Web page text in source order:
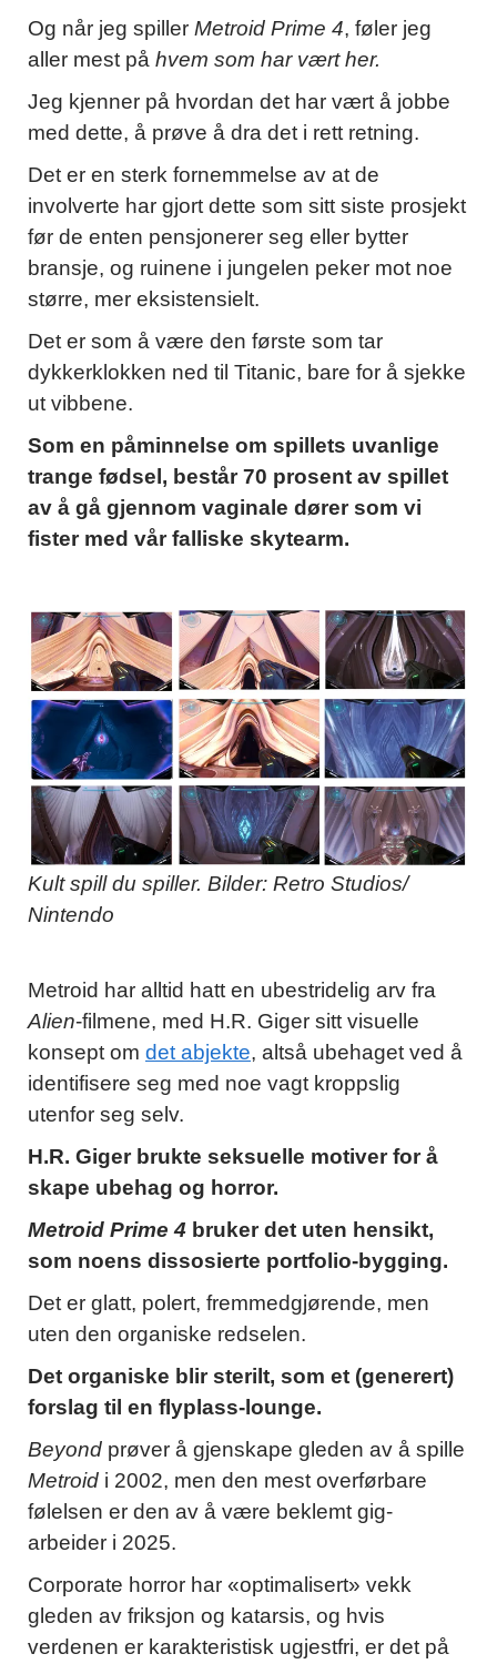
Og når jeg spiller Metroid Prime 4, føler jeg
aller mest på hvem som har vært her.
Jeg kjenner på hvordan det har vært å jobbe
med dette, å prøve å dra det i rett retning.
Det er en sterk fornemmelse av at de
involverte har gjort dette som sitt siste prosjekt
før de enten pensjonerer seg eller bytter
bransje, og ruinene i jungelen peker mot noe
større, mer eksistensielt.
Det er som å være den første som tar
dykkerklokken ned til Titanic, bare for å sjekke
ut vibbene.
Som en påminnelse om spillets uvanlige
trange fødsel, består 70 prosent av spillet
av å gå gjennom vaginale dører som vi
fister med vår falliske skytearm.
Kult spill du spiller. Bilder: Retro Studios/
Nintendo
Metroid har alltid hatt en ubestridelig arv fra
Alien-filmene, med H.R. Giger sitt visuelle
konsept om det abjekte, altså ubehaget ved å
identifisere seg med noe vagt kroppslig
utenfor seg selv.
H.R. Giger brukte seksuelle motiver for å
skape ubehag og horror.
Metroid Prime 4 bruker det uten hensikt,
som noens dissosierte portfolio-bygging.
Det er glatt, polert, fremmedgjørende, men
uten den organiske redselen.
Det organiske blir sterilt, som et (generert)
forslag til en flyplass-lounge.
Beyond prøver å gjenskape gleden av å spille
Metroid i 2002, men den mest overførbare
følelsen er den av å være beklemt gig-
arbeider i 2025.
Corporate horror har «optimalisert» vekk
gleden av friksjon og katarsis, og hvis
verdenen er karakteristisk ugjestfri, er det på